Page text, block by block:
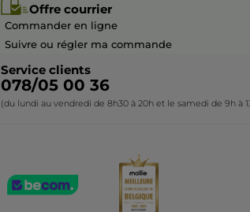
Offre courrier
Commander en ligne
Suivre ou régler ma commande
Service clients
078/05 00 36
(du lundi au vendredi de 8h30 à 20h et le samedi de 9h à